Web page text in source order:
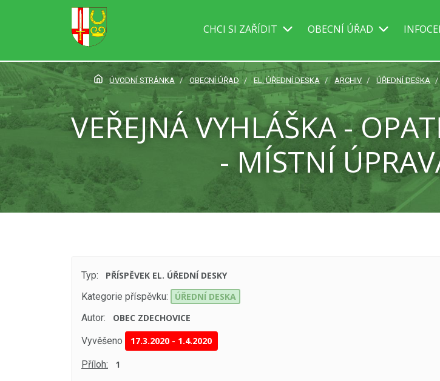
CHCI SI ZAŘÍDIT OBECNÍ ÚŘAD
ÚVODNÍ STRÁNKA OBECNÍ ÚŘAD EL. ÚŘEDNÍ DESKA ARCHIV ÚŘEDNÍ DESKA
VEŘEJNÁ VYHLÁŠKA -
- MÍSTNÍ
Typ:
PŘÍSPĚVEK EL. ÚŘEDNÍ DESKY
Kategorie příspěvku:
ÚŘEDNÍ DESKA
Autor:
OBEC ZDECHOVICE
Vyvěšeno 17.3.2020 - 1.4.2020
Příloh: 1